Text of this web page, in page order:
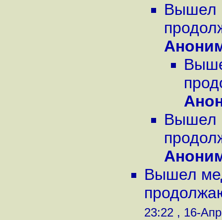
Вышел
Вышел
Вышел
23:22 , 16-